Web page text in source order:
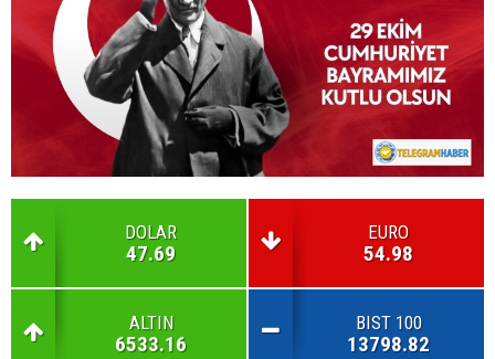
DOLAR
47.69
EURO
54.98
ALTIN
6533.16
BIST 100
13798.82